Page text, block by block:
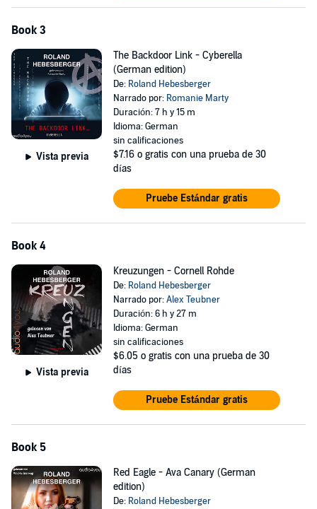
Book 3
Vista previa
The Backdoor Link - Cyberella
(German edition)
De: Roland Hebesberger
Narrado por: Romanie Marty
Duración: 7 h y 15 m
Idioma: German
sin calificaciones
$7.16 o gratis con una prueba de 30
días
Pruebe Estándar gratis
Book 4
Vista previa
Kreuzungen - Cornell Rohde
De: Roland Hebesberger
Narrado por:Alex Teubner
Duración: 6 h y 27 m
Idioma: German
sin calificaciones
$6.05 o gratis con una prueba de 30
días
Pruebe Estándar gratis
Book 5
Red Eagle - Ava Canary (German
edition)
De: Roland Hebesberger